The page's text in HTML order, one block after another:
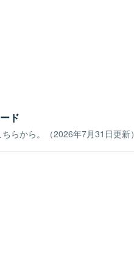
ド
らから。（2026年7月31日更新）